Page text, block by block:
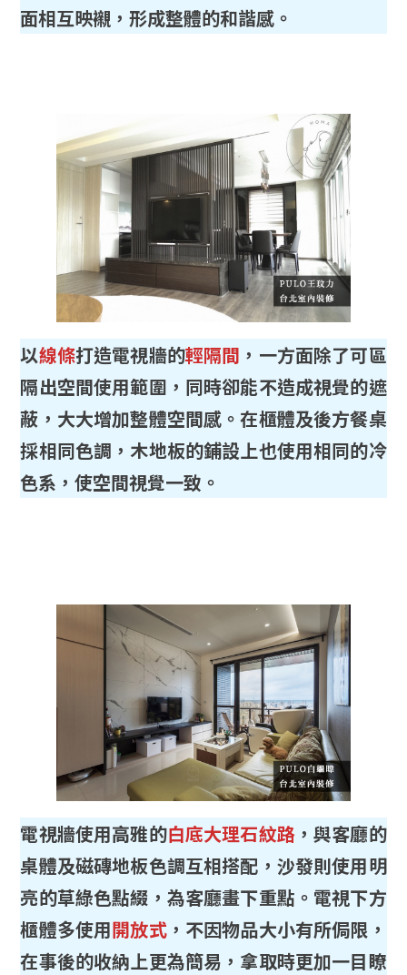
面相互映襯，形成整體的和諧感。
以線條打造電視牆的輕隔間 ，一方面除了可區
隔出空間使用範圍，同時卻能不造成視覺的遮
蔽，大大增加整體空間感。在櫃體及後方餐桌
採相同色調，木地板的鋪設上也使用相同的冷
色系，使空間視覺一致。
電視牆使用高雅的白底大理石紋路，與客廳的
桌體及磁磚地板色調互相搭配，沙發則使用明
亮的草綠色點綴，為客廳畫下重點。電視下方
櫃體多使用開放式，不因物品大小有所侷限，
在事後的收納上更為簡易，拿取時更加一目瞭